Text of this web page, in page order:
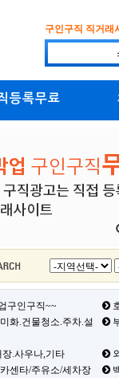
구인구직 직거래
등록무료
구인구직~~
화.건물청소.주차.설
.사우나,기타
센타/주유소/세차장